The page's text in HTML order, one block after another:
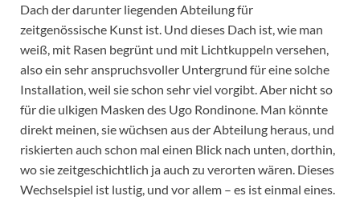
Dach der darunter liegenden Abteilung für
zeitgenössische Kunst ist. Und dieses Dach ist, wie man
weiß, mit Rasen begrünt und mit Lichtkuppeln versehen,
also ein sehr anspruchsvoller Untergrund für eine solche
Installation, weil sie schon sehr viel vorgibt. Aber nicht so
für die ulkigen Masken des Ugo Rondinone. Man könnte
direkt meinen, sie wüchsen aus der Abteilung heraus, und
riskierten auch schon mal einen Blick nach unten, dorthin,
wo sie zeitgeschichtlich ja auch zu verorten wären. Dieses
Wechselspiel ist lustig, und vor allem – es ist einmal eines.